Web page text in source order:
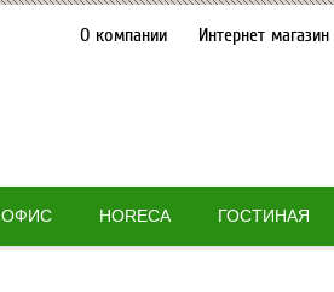
О компании Интернет магазин
ОФИС HORECA ГОСТИНАЯ